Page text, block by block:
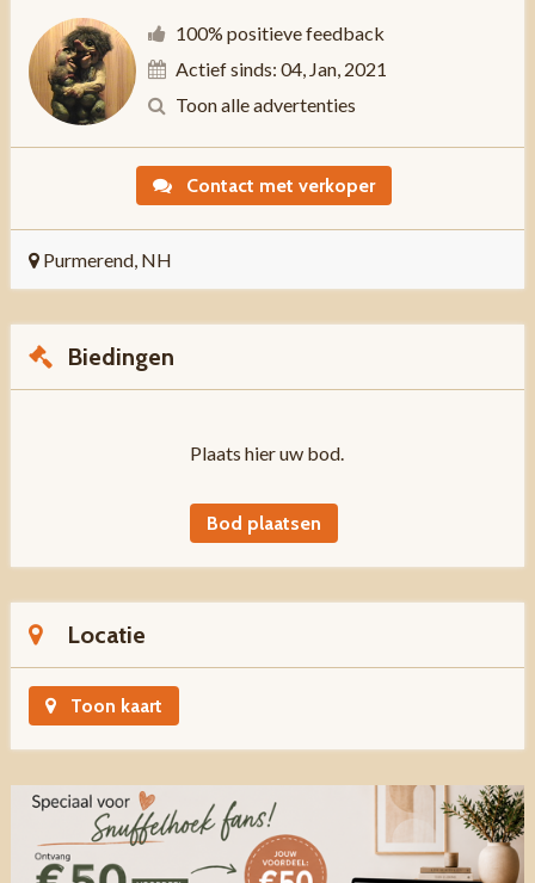
100% positieve feedback
Actief sinds: 04, Jan, 2021
Toon alle advertenties
Contact met verkoper
Purmerend, NH
Biedingen
Plaats hier uw bod.
Bod plaatsen
Locatie
Toon kaart